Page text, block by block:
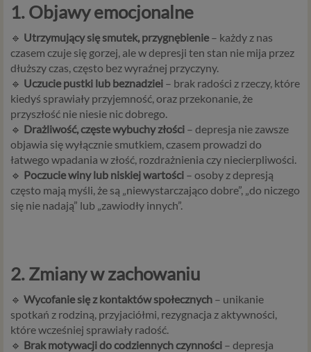
1. Objawy emocjonalne
🔹 Utrzymujący się smutek, przygnębienie– każdy z nas
czasem czuje się gorzej, ale w depresji ten stan nie mija przez
dłuższy czas, często bez wyraźnej przyczyny.
🔹 Uczucie pustki lub beznadziei – brak radości z rzeczy, które
kiedyś sprawiały przyjemność, oraz przekonanie, że
przyszłość nie niesie nic dobrego.
🔹 Drażliwość, częste wybuchy złości – depresja nie zawsze
objawia się wyłącznie smutkiem, czasem prowadzi do
łatwego wpadania w złość, rozdrażnienia czy niecierpliwości.
🔹 Poczucie winy lub niskiej wartości – osoby z depresją
często mają myśli, że są „niewystarczająco dobre”, „do niczego
się nie nadają” lub „zawiodły innych”.
2. Zmiany w zachowaniu
🔹 Wycofanie się z kontaktów społecznych – unikanie
spotkań z rodziną, przyjaciółmi, rezygnacja z aktywności,
które wcześniej sprawiały radość.
🔹 Brak motywacji do codziennych czynności – depresja